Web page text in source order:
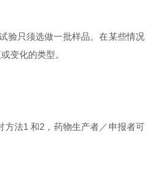
验只须选做一批样品。在某些情况
变化的类型。
法1 和2，药物生产者／申报者可